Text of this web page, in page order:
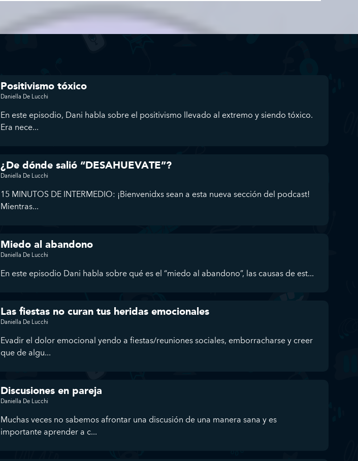
Positivismo tóxico
Daniella De Lucchi
En este episodio, Dani habla sobre el positivismo llevado al extremo y siendo tóxico.
Era nece...
¿De dónde salió “DESAHUEVATE”?
Daniella De Lucchi
15 MINUTOS DE INTERMEDIO: ¡Bienvenidxs sean a esta nueva sección del podcast!
Mientras...
Miedo al abandono
Daniella De Lucchi
En este episodio Dani habla sobre qué es el “miedo al abandono”, las causas de est...
Las fiestas no curan tus heridas emocionales
Daniella De Lucchi
Evadir el dolor emocional yendo a fiestas/reuniones sociales, emborracharse y creer
que de algu...
Discusiones en pareja
Daniella De Lucchi
Muchas veces no sabemos afrontar una discusión de una manera sana y es
importante aprender a c...